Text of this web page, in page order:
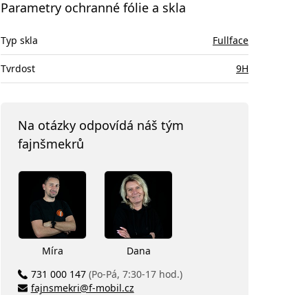
Parametry ochranné fólie a skla
Typ skla Fullface
Tvrdost 9H
Na otázky odpovídá náš tým
fajnšmekrů
Míra
Dana
731 000 147 (Po-Pá, 7:30-17 hod.)
fajnsmekri@f-mobil.cz